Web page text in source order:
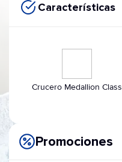
Características
Crucero Medallion Class
Promociones